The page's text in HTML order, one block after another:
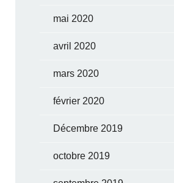
mai 2020
avril 2020
mars 2020
février 2020
Décembre 2019
octobre 2019